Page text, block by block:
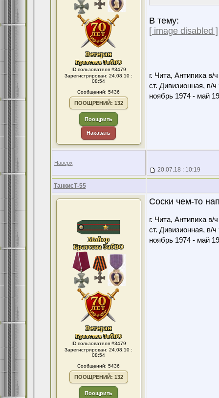
ID пользователя #3479
Зарегистрирован: 24.08.10 :
08:54
Сообщений: 5436
ПООЩРЕНИЙ: 132
Поощрить
Наказать
В тему:
[ image disabled ]
г. Чита, Антипиха в/
ст. Дивизионная, в/ч
ноябрь 1974 - май
Наверх
20.07.18 : 10:19
ТанкисТ-55
ID пользователя #3479
Зарегистрирован: 24.08.10 :
08:54
Сообщений: 5436
ПООЩРЕНИЙ: 132
Поощрить
Соски чем-то
г. Чита, Антипиха в/
ст. Дивизионная, в/ч
ноябрь 1974 - май